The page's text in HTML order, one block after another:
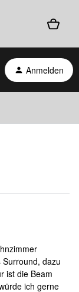
Anmelden
dazu
ist die Beam
ich gerne